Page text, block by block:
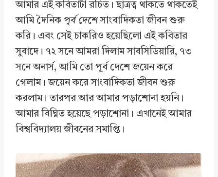
আমার এই কবিতাটা রচিত। ছাত্রত্ব থাকতে থাকতেই
আমি দৈনিক পূর্ব দেশেসাংবাদিকতা জীবন শুরু
করি। এবং সেই চাকরিও হয়েছিলো এই কবিতার
সুবাদে। ৭২ সনে আমরা দিলাম সাবসিডিয়ারি, ৭৩
সনে অনার্স, আমি তো পূর্ব দেশে জয়েন করে
গেলাম। জয়েন করে সাংবাদিকতা জীবন শুরু
করলাম। তারপর আর আমার পড়াশোনা হয়নি।
আমার বিঘ্নিত হয়েছে পড়াশোনা। এখানেই আমার
বিশ্ববিদ্যালয় জীবনের সমাপ্তি।